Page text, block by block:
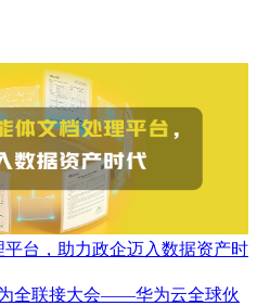
台，助力政企迈入数据资产时
全联接大会——华为云全球伙